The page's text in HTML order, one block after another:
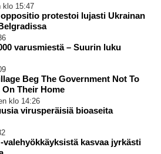
klo 15:47
protestoi lujasti Ukrainan
varusmiestä – Suurin luku
Beg The Government Not To
Their Home
klo 14:26
virusperäisiä bioaseita
valehyökkäyksistä kasvaa jyrkästi